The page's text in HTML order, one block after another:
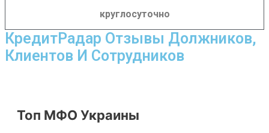
круглосуточно
КредитРадар Отзывы Должников,
Клиентов И Сотрудников
Топ МФО Украины